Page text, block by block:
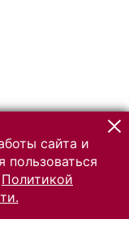
сайта и
Политикой